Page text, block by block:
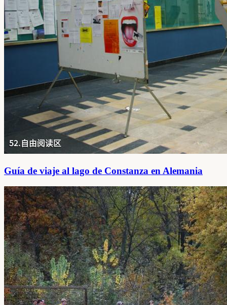
Guía de viaje al lago de Constanza en Alemania